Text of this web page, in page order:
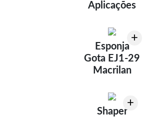
Aplicações
+
Esponja
Gota EJ1-29
Macrilan
+
Shaper